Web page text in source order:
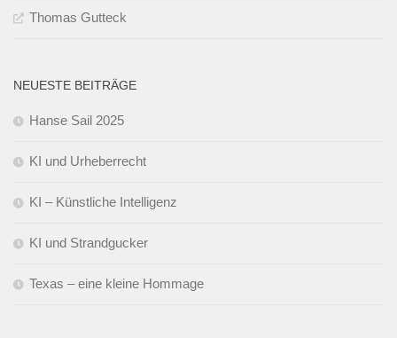
Thomas Gutteck
NEUESTE BEITRÄGE
Hanse Sail 2025
KI und Urheberrecht
KI – Künstliche Intelligenz
KI und Strandgucker
Texas – eine kleine Hommage